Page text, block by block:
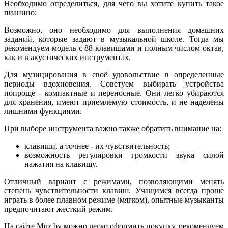
Необходимо определиться, для чего вы хотите купить такое
пианино:
Возможно, оно необходимо для выполнения домашних
заданий, которые задают в музыкальной школе. Тогда мы
рекомендуем модель с 88 клавишами и полным числом октав,
как и в акустических инструментах.
Для музицирования в своё удовольствие в определенные
периоды вдохновения. Советуем выбирать устройства
попроще - компактные и переносные. Они легко убираются
для хранения, имеют приемлемую стоимость, и не наделены
лишними функциями.
При выборе инструмента важно также обратить внимание на:
клавиши, а точнее - их чувствительность;
возможность регулировки громкости звука силой
нажатия на клавишу.
Отличный вариант с режимами, позволяющими менять
степень чувствительности клавиш. Учащимся всегда проще
играть в более плавном режиме (мягком), опытные музыканты
предпочитают жесткий режим.
На сайте Muz.by можно легко оформить покупку, рекомендуем